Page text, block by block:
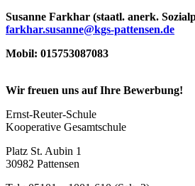
Susanne Farkhar (staatl. anerk.
farkhar.susanne@kgs-pattensen.de
Mobil: 015753087083
Wir freuen uns auf Ihre Bewerbung!
Ernst-Reuter-Schule
Kooperative Gesamtschule
Platz St. Aubin 1
30982 Pattensen